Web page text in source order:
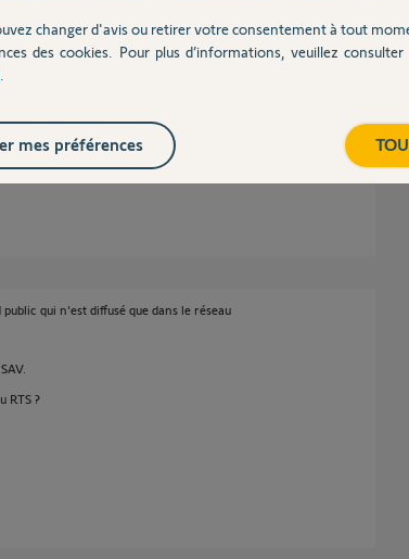
est sérigraphié sur la pièce en
qui n'est diffusé que dans le réseau
RTS ?
changer d'avis ou retirer votre consentement à tout
des cookies. Pour plus d’informations, veuillez
mes préférences